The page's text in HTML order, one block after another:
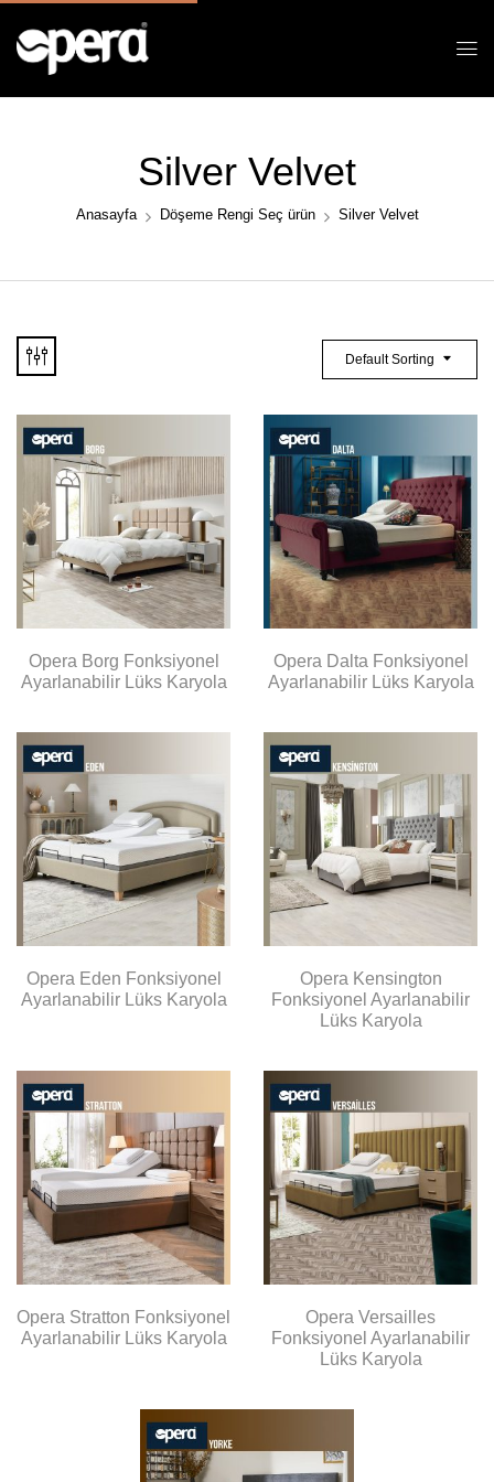
Silver Velvet
Anasayfa Döşeme Rengi Seç ürün Silver Velvet
Default Sorting
Opera Borg Fonksiyonel
Ayarlanabilir Lüks Karyola
Opera Dalta Fonksiyonel
Ayarlanabilir Lüks Karyola
Opera Eden Fonksiyonel
Ayarlanabilir Lüks Karyola
Opera Kensington
Fonksiyonel Ayarlanabilir
Lüks Karyola
Opera Stratton Fonksiyonel
Ayarlanabilir Lüks Karyola
Opera Versailles
Fonksiyonel Ayarlanabilir
Lüks Karyola